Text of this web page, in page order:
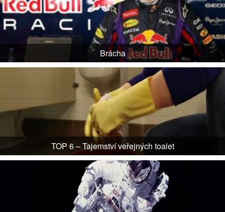
Brácha
TOP 6 – Tajemství veřejných toalet